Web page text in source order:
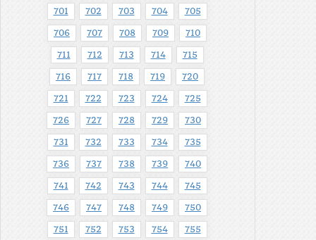
701 702 703 704 705
706 707 708 709 710
711 712 713 714 715
716 717 718 719 720
721 722 723 724 725
726 727 728 729 730
731 732 733 734 735
736 737 738 739 740
741 742 743 744 745
746 747 748 749 750
751 752 753 754 755